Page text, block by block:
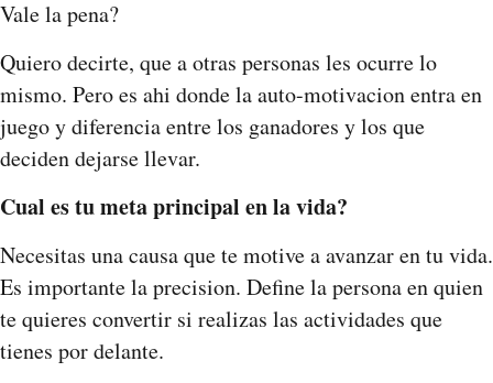
Vale la pena?
Quiero decirte, que a otras personas les ocurre lo
mismo. Pero es ahi donde la auto-motivacion entra en
juego y diferencia entre los ganadores y los que
deciden dejarse llevar.
Cual es tu meta principal en la vida?
Necesitas una causa que te motive a avanzar en tu vida.
Es importante la precision. Define la persona en quien
te quieres convertir si realizas las actividades que
tienes por delante.